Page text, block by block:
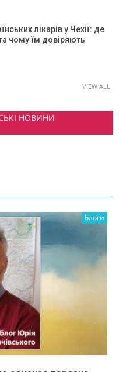
лікарів у Чехії: де
чому їм довіряють
VIEW ALL
НОВИНИ
Блоги